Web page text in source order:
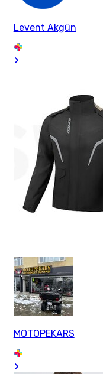
Levent Akgün
MOTOPEKARS